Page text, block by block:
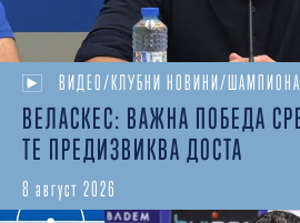
ВИДЕО/КЛУБНИ НОВИНИ/
ВЕЛАСКЕС: ВАЖНА ПОБЕДА
ТЕ ПРЕДИЗВИКВА ДОСТА
8 август 2026